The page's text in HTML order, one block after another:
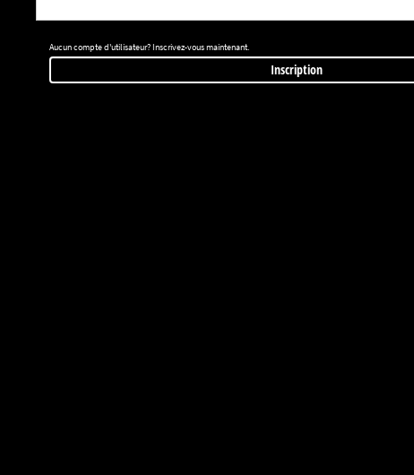
Aucun compte d'utilisateur? Inscrivez-vous maintenant.
Inscription